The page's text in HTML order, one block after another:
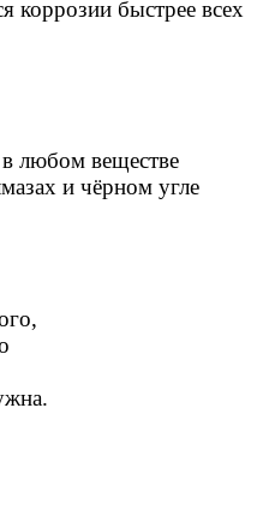
коррозии быстрее всех
в любом веществе
и чёрном угле